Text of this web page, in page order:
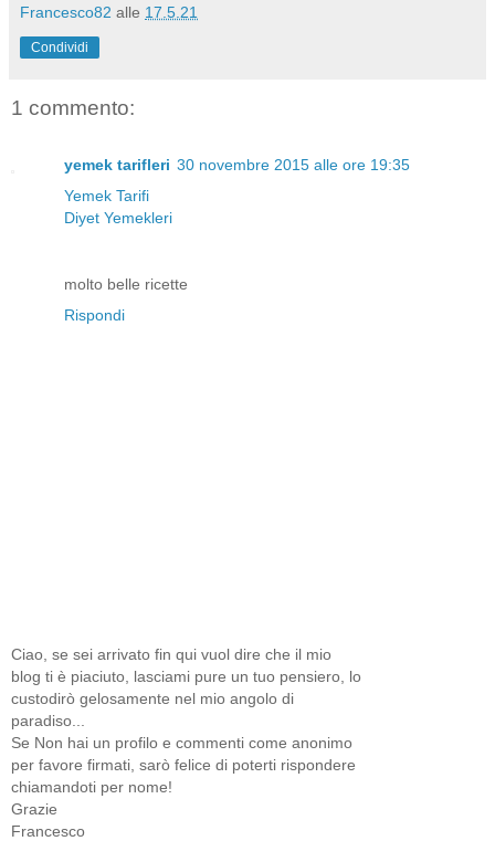
Francesco82 alle 17.5.21
Condividi
1 commento:
yemek tarifleri 30 novembre 2015 alle ore 19:35
Yemek Tarifi
Diyet Yemekleri
molto belle ricette
Rispondi
Ciao, se sei arrivato fin qui vuol dire che il mio
blog ti è piaciuto, lasciami pure un tuo pensiero, lo
custodirò gelosamente nel mio angolo di
paradiso...
Se Non hai un profilo e commenti come anonimo
per favore firmati, sarò felice di poterti rispondere
chiamandoti per nome!
Grazie
Francesco